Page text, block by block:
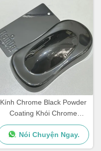
Kính Chrome Black Powder
Coating Khói Chrome
Powder
Nói Chuyện Ngay.